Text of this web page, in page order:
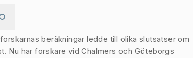
beräkningar ledde till olika slutsatser om
Nu har forskare vid Chalmers och Göteborgs